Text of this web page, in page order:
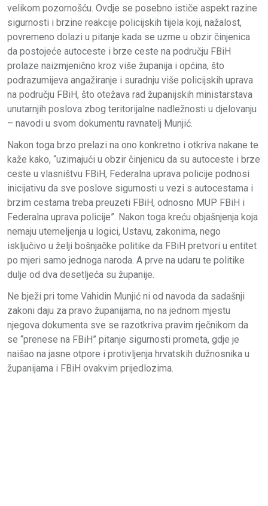
velikom pozornošću. Ovdje se posebno ističe aspekt razine
sigurnosti i brzine reakcije policijskih tijela koji, nažalost,
povremeno dolazi u pitanje kada se uzme u obzir činjenica
da postojeće autoceste i brze ceste na području FBiH
prolaze naizmjenično kroz više županija i općina, što
podrazumijeva angažiranje i suradnju više policijskih uprava
na području FBiH, što otežava rad županijskih ministarstava
unutarnjih poslova zbog teritorijalne nadležnosti u djelovanju
– navodi u svom dokumentu ravnatelj Munjić.
Nakon toga brzo prelazi na ono konkretno i otkriva nakane te
kaže kako, “uzimajući u obzir činjenicu da su autoceste i brze
ceste u vlasništvu FBiH, Federalna uprava policije podnosi
inicijativu da sve poslove sigurnosti u vezi s autocestama i
brzim cestama treba preuzeti FBiH, odnosno MUP FBiH i
Federalna uprava policije”. Nakon toga kreću objašnjenja koja
nemaju utemeljenja u logici, Ustavu, zakonima, nego
isključivo u želji bošnjačke politike da FBiH pretvori u entitet
po mjeri samo jednoga naroda. A prve na udaru te politike
dulje od dva desetljeća su županije.
Ne bježi pri tome Vahidin Munjić ni od navoda da sadašnji
zakoni daju za pravo županijama, no na jednom mjestu
njegova dokumenta sve se razotkriva pravim rječnikom da
se “prenese na FBiH” pitanje sigurnosti prometa, gdje je
naišao na jasne otpore i protivljenja hrvatskih dužnosnika u
županijama i FBiH ovakvim prijedlozima.